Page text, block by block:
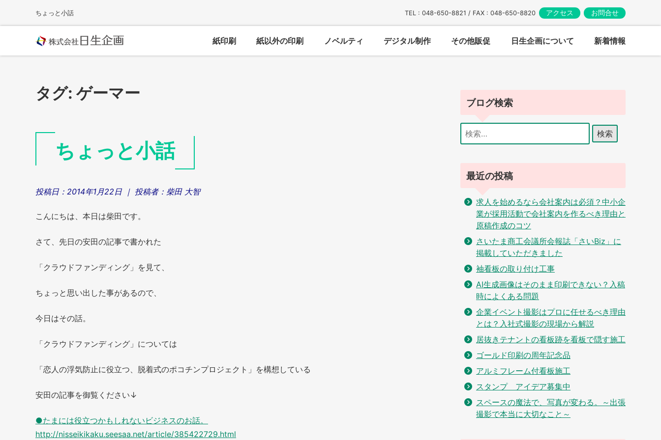
content
ちょっと小話 TEL : 048-650-8821 / FAX : 048-650-8820 アクセス お問合せ
紙印刷 紙以外の印刷 ノベルティ デジタル制作 その他販促 日生企画について 新着情報
タグ: ゲーマー
ちょっと小話
投稿日： 2014年1月22日 ｜ 投稿者： 柴田 大智
こんにちは、本日は柴田です。
さて、先日の安田の記事で書かれた
「クラウドファンディング」を見て、
ちょっと思い出した事があるので、
今日はその話。
「クラウドファンディング」については
「恋人の浮気防止に役立つ、脱着式のポコチンプロジェクト」を構想している
安田の記事を御覧ください↓
●たまには役立つかもしれないビジネスのお話。
http://nisseikikaku.seesaa.net/article/385422729.html
ブログ検索
検
索:
最近の投稿
求人を始めるなら会社案内は必須？中小企
業が採用活動で会社案内を作るべき理由と
原稿作成のコツ
さいたま商工会議所会報誌「さいBiz」に
掲載していただきました
袖看板の取り付け工事
AI生成画像はそのまま印刷できない？入稿
時によくある問題
企業イベント撮影はプロに任せるべき理由
とは？入社式撮影の現場から解説
居抜きテナントの看板跡を看板で隠す施工
ゴールド印刷の周年記念品
アルミフレーム付看板施工
スタンプ アイデア募集中
スペースの魔法で、写真が変わる。～出張
撮影で本当に大切なこと～